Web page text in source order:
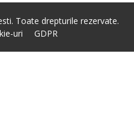
Toate drepturile rezervate.
uri
GDPR